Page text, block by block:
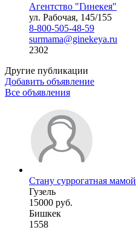
Агентство "Гинекея"
ул. Рабочая, 145/155
8-800-505-48-59
surmama@ginekeya.ru
2302
Другие публикации
Добавить объявление
Все объявления
Стану суррогатная мамой
Гузель
15000 руб.
Бишкек
1558